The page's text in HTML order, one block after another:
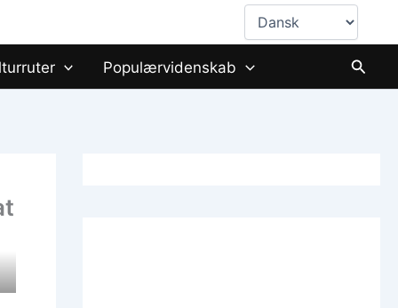
Vælg
sprog
Populærvidenskab Søg